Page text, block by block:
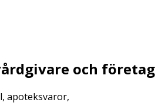
och företag
apoteksvaror,